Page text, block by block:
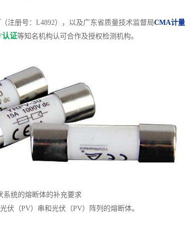
（注册号：L4892），以及广东省质量技术监督局CMA计
认证等知名机构认可合作及授权检测机构。
系统的熔断体的补充要求
伏（PV）串和光伏（PV）阵列的熔断体。